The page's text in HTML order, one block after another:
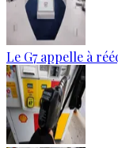
Le G7 appelle à